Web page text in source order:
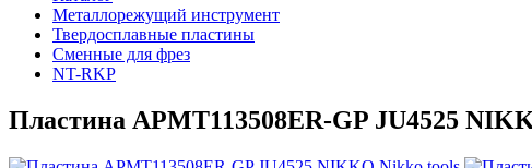
Металлорежущий инструмент
Твердосплавные пластины
Сменные для фрез
NT-RKP
Пластина APMT113508ER-GP JU4525